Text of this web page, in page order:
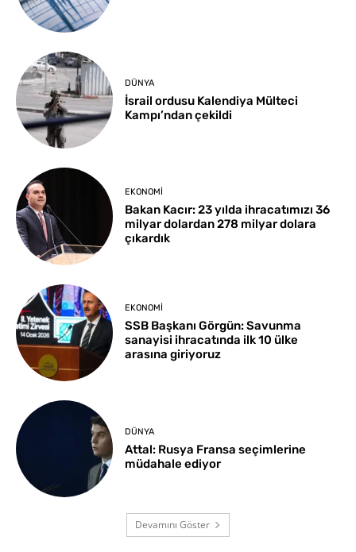
DÜNYA
İsrail ordusu Kalendiya Mülteci
Kampı’ndan çekildi
EKONOMI
Bakan Kacır: 23 yılda ihracatımızı 36
milyar dolardan 278 milyar dolara
çıkardık
EKONOMI
SSB Başkanı Görgün: Savunma
sanayisi ihracatında ilk 10 ülke
arasına giriyoruz
DÜNYA
Attal: Rusya Fransa seçimlerine
müdahale ediyor
Devamını Göster